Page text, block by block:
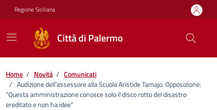
Vai ai contenuti
Vai al footer
Regione Siciliana
Città di Palermo
Home / Novità / Comunicati
/ Audizione dell’assessore alla Scuola Aristide Tamajo. Opposizione:
“Questa amministrazione conosce solo il disco rotto del disastro
ereditato e non ha idee”